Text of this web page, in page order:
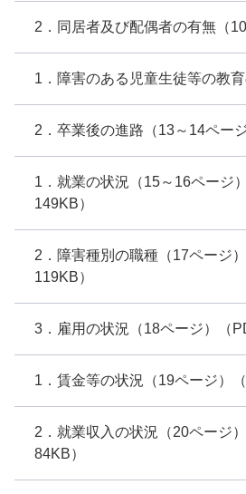
2．同居者及び配偶者の有無（
1．障害のある児童生徒等の教
2．卒業後の進路（13～14ペー
1．就業の状況（15～16ページ
149KB）
2．障害種別の職種（17ページ
119KB）
3．雇用の状況（18ページ）（
1．賃金等の状況（19ページ）
2．就業収入の状況（20ページ
84KB）